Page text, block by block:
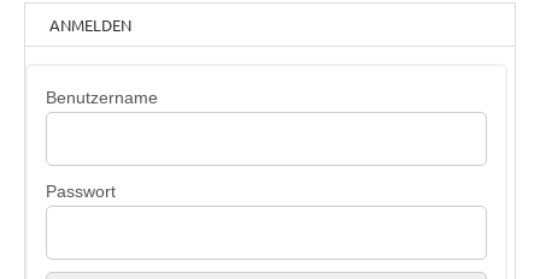
ANMELDEN
Benutzername
Passwort